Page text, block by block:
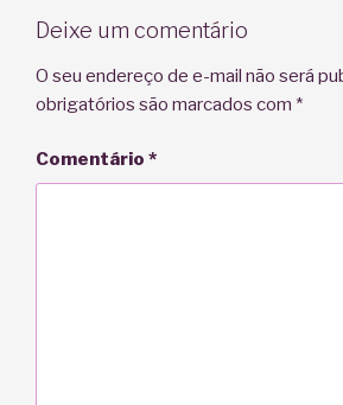
Deixe um comentário
O seu endereço de e-mail não será
obrigatórios são marcados com *
Comentário *